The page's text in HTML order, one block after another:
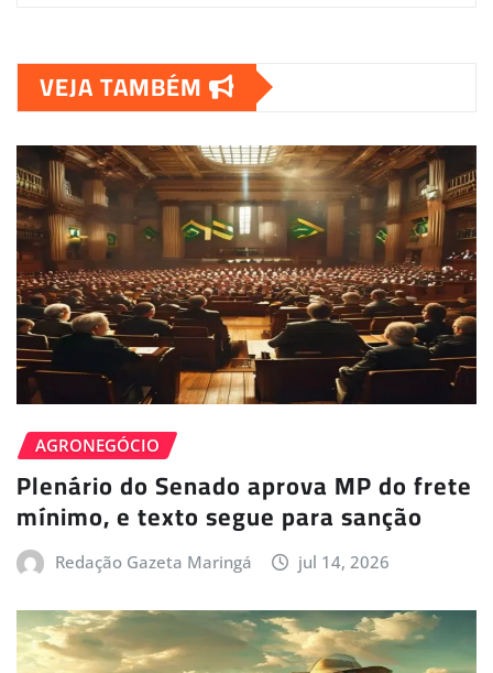
VEJA TAMBÉM
AGRONEGÓCIO
Plenário do Senado aprova MP do frete
mínimo, e texto segue para sanção
Redação Gazeta Maringá jul 14, 2026